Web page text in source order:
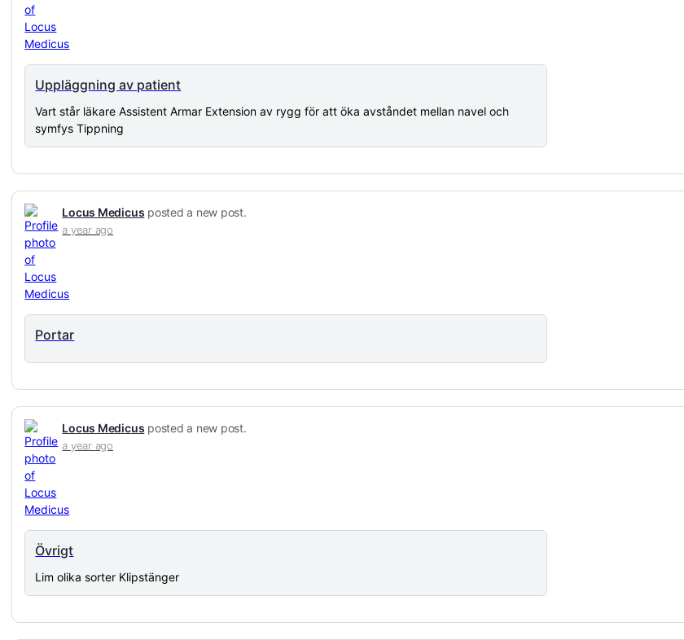
Uppläggning av patient
Vart står läkare Assistent Armar Extension av rygg för att öka avståndet mellan navel och
symfys Tippning
Locus Medicus posted a new post.
a year ago
Portar
Locus Medicus posted a new post.
a year ago
Övrigt
Lim olika sorter Klipstänger